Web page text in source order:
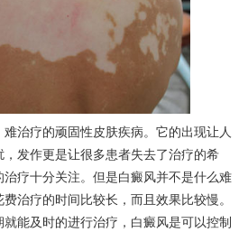
疗的顽固性皮肤疾病。它的出现让人
发作更是让很多患者失去了治疗的希
疗十分关注。但是白癜风并不是什么难
治疗的时间比较长，而且效果比较慢。
能及时的进行治疗，白癜风是可以控制